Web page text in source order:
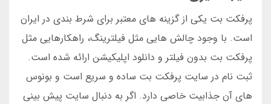
پرفکت بت یکی از گزینه های معتبر برای شرط بندی در ایران
است. با وجود چالش هایی مثل فیلترینگ، راهکارهایی مثل
پرفکت بت بدون فیلتر و دانلود اپلیکیشن ارائه شده است.
ثبت نام در سایت پرفکت بت ساده و سریع است و بونوس
های آن جذابیت خاصی دارد. اگر به دنبال سایت پیش بینی